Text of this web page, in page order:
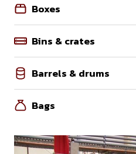
Boxes
Bins & crates
Barrels & drums
Bags